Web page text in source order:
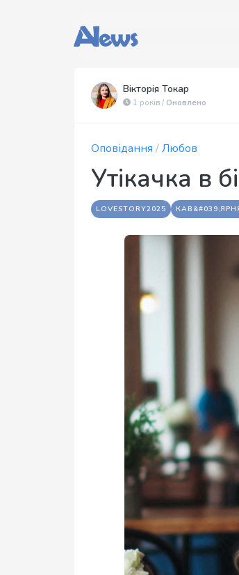
Вікторія Токар
1 років / Оновлено
Оповідання /Любов
Утікачка в
LOVESTORY2025